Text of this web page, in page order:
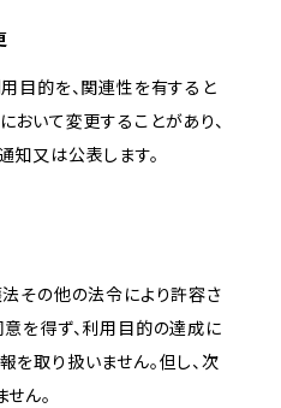
目的を、関連性を有すると
いて変更することがあり、
知又は公表します。
その他の法令により許容さ
を得ず、利用目的の達成に
取り扱いません。但し、次
ん。